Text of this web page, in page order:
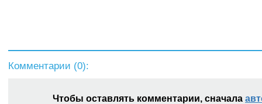
Комментарии (0):
Чтобы оставлять комментарии, сначала